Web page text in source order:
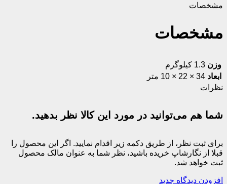
مشخصات
مشخصات
وزن 1.3 کیلوگرم
ابعاد 34 × 22 × 10 متر
نظرات
شما هم می‌توانید در مورد این کالا نظر بدهید.
برای ثبت نظر، از طریق دکمه زیر اقدام نمایید. اگر این محصول را
قبلا از نگارشاپ خریده باشید، نظر شما به عنوان مالک محصول
ثبت خواهد شد.
افزودن دیدگاه جدید